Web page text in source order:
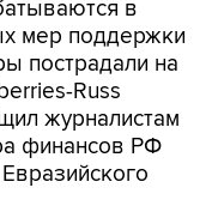
в
мер поддержки
пострадали на
Russ
журналистам
финансов РФ